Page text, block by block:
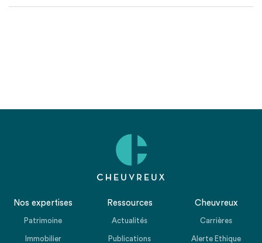
Nos expertises
Patrimoine
Immobilier
Ressources
Actualités
Publications
Cheuvreux
Carrières
Alerte Ethique